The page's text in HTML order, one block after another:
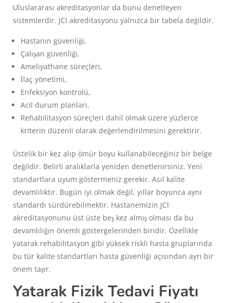
Uluslararası akreditasyonlar da bunu denetleyen
sistemlerdir. JCI akreditasyonu yalnızca bir tabela değildir.
Hastanın güvenliği,
Çalışan güvenliği,
Ameliyathane süreçleri,
İlaç yönetimi,
Enfeksiyon kontrolü,
Acil durum planları,
Rehabilitasyon süreçleri dahil olmak üzere yüzlerce
kriterin düzenli olarak değerlendirilmesini gerektirir.
Üstelik bir kez alıp ömür boyu kullanabileceğiniz bir belge
değildir. Belirli aralıklarla yeniden denetlenirsiniz. Yeni
standartlara uyum göstermeniz gerekir. Asıl kalite
devamlılıktır. Bugün iyi olmak değil, yıllar boyunca aynı
standardı sürdürebilmektir. Hastanemizin JCI
akreditasyonunu üst üste beş kez almış olması da bu
devamlılığın önemli göstergelerinden biridir. Özellikle
yatarak rehabilitasyon gibi yüksek riskli hasta gruplarında
bu tür kalite standartları hasta güvenliği açısından ayrı bir
önem taşır.
Yatarak Fizik Tedavi Fiyatı